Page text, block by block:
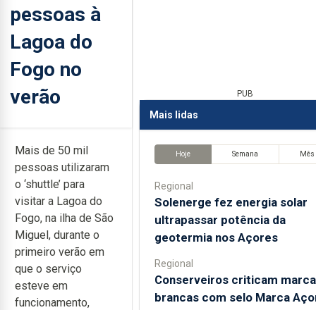
pessoas à
Lagoa do
Fogo no
verão
Mais de 50 mil
pessoas utilizaram
o ‘shuttle’ para
visitar a Lagoa do
Fogo, na ilha de São
Miguel, durante o
primeiro verão em
que o serviço
esteve em
funcionamento,
PUB
Mais lidas
Hoje Semana Mês
Regional
Solenerge fez energia solar
ultrapassar potência da
geotermia nos Açores
Regional
Conserveiros criticam
brancas com selo Marca